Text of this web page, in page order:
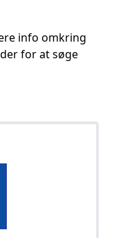
info omkring
for at søge